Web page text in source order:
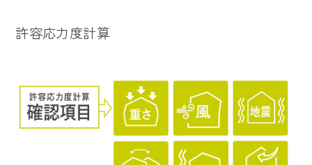
許容応力度計算